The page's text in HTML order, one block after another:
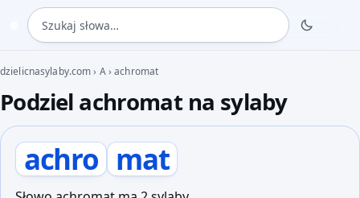
Szukaj słowa
dzielicnasylaby.com› A›achromat
Podziel achromat na sylaby
achro mat